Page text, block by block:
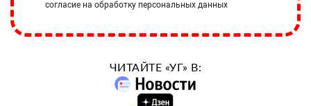
согласие на обработку персональных данных
ЧИТАЙТЕ «УГ» В: